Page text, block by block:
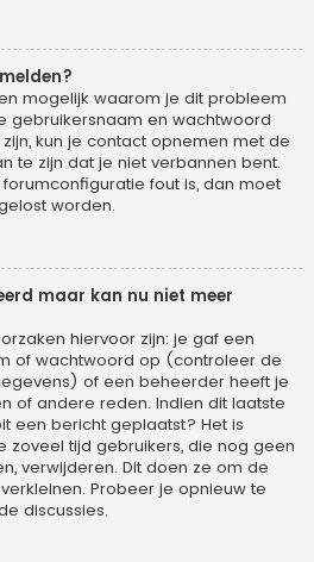
mogelijk waarom je dit probleem
gebruikersnaam en wachtwoord
kun je contact opnemen met de
te zijn dat je niet verbannen bent.
fout is, dan moet
worden.
maar kan nu niet meer
hiervoor zijn: je gaf een
of wachtwoord op (controleer de
of een beheerder heeft je
of andere reden. Indien dit laatste
een bericht geplaatst? Het is
zoveel tijd gebruikers, die nog geen
verwijderen. Dit doen ze om de
Probeer je opnieuw te
discussies.